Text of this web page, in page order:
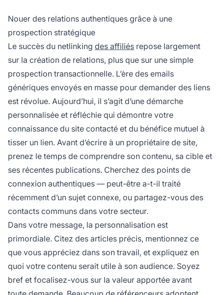
Nouer des relations authentiques grâce à une
prospection stratégique
Le succès du netlinking des affiliés repose largement
sur la création de relations, plus que sur une simple
prospection transactionnelle. L’ère des emails
génériques envoyés en masse pour demander des liens
est révolue. Aujourd’hui, il s’agit d’une démarche
personnalisée et réfléchie qui démontre votre
connaissance du site contacté et du bénéfice mutuel à
tisser un lien. Avant d’écrire à un propriétaire de site,
prenez le temps de comprendre son contenu, sa cible et
ses récentes publications. Cherchez des points de
connexion authentiques — peut-être a-t-il traité
récemment d’un sujet connexe, ou partagez-vous des
contacts communs dans votre secteur.
Dans votre message, la personnalisation est
primordiale. Citez des articles précis, mentionnez ce
que vous appréciez dans son travail, et expliquez en
quoi votre contenu serait utile à son audience. Soyez
bref et focalisez-vous sur la valeur apportée avant